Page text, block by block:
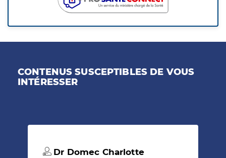
CONTENUS SUSCEPTIBLES DE VOUS
INTÉRESSER
Dr Domec Charlotte